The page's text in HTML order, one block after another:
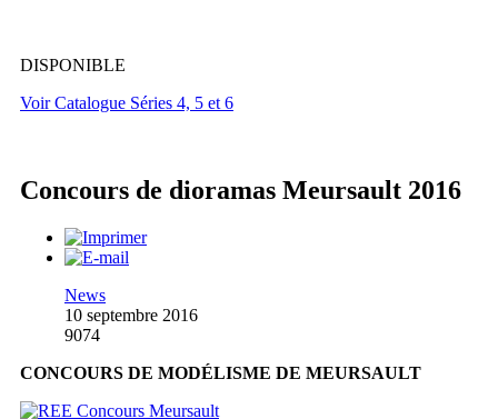
DISPONIBLE
Voir Catalogue Séries 4, 5 et 6
Concours de dioramas Meursault 2016
News
10 septembre 2016
9074
CONCOURS DE MODÉLISME DE MEURSAULT